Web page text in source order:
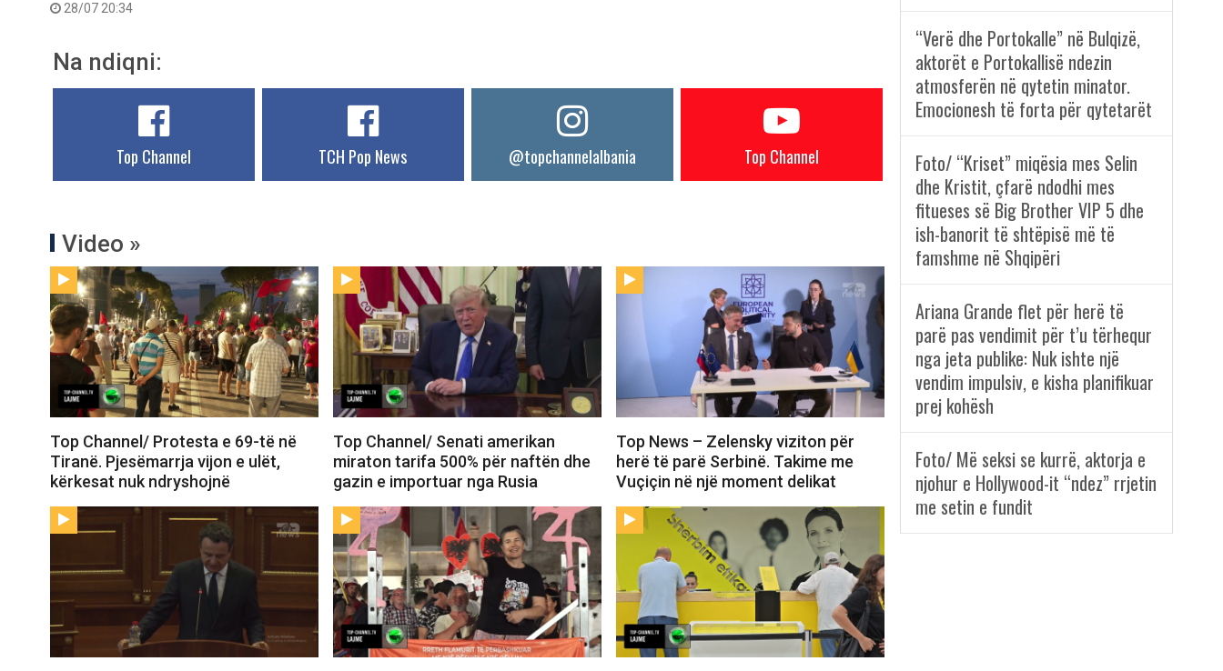
28/07 20:34
Na ndiqni:
Top Channel TCH Pop News @topchannelalbania Top Channel
Video »
Top Channel/ Protesta e 69-të në
Tiranë. Pjesëmarrja vijon e ulët,
kërkesat nuk ndryshojnë
Top Channel/ Senati amerikan
miraton tarifa 500% për naftën dhe
gazin e importuar nga Rusia
Top News – Zelensky viziton për
herë të parë Serbinë. Takime me
Vuçiçin në një moment delikat
“Verë dhe Portokalle” në Bulqizë,
aktorët e Portokallisë ndezin
atmosferën në qytetin minator.
Emocionesh të forta për qytetarët
Foto/ “Kriset” miqësia mes Selin
dhe Kristit, çfarë ndodhi mes
fitueses së Big Brother VIP 5 dhe
ish-banorit të shtëpisë më të
famshme në Shqipëri
Ariana Grande flet për herë të
parë pas vendimit për t’u tërhequr
nga jeta publike: Nuk ishte një
vendim impulsiv, e kisha planifikuar
prej kohësh
Foto/ Më seksi se kurrë, aktorja e
njohur e Hollywood-it “ndez” rrjetin
me setin e fundit